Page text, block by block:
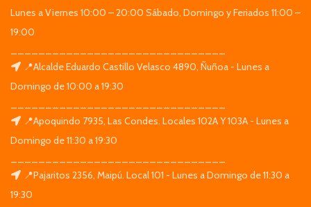
Lunes a Viernes 10:00 – 20:00 Sábado, Domingo y Feriados 11:00 –
19:00
📍Alcalde Eduardo Castillo Velasco 4890, Ñuñoa - Lunes a
Domingo de 10:00 a 19:30
📍Apoquindo 7935, Las Condes. Locales 102A Y 103A - Lunes a
Domingo de 11:30 a 19:30
📍Pajaritos 2356, Maipú. Local 101 - Lunes a Domingo de 11:30 a
19:30